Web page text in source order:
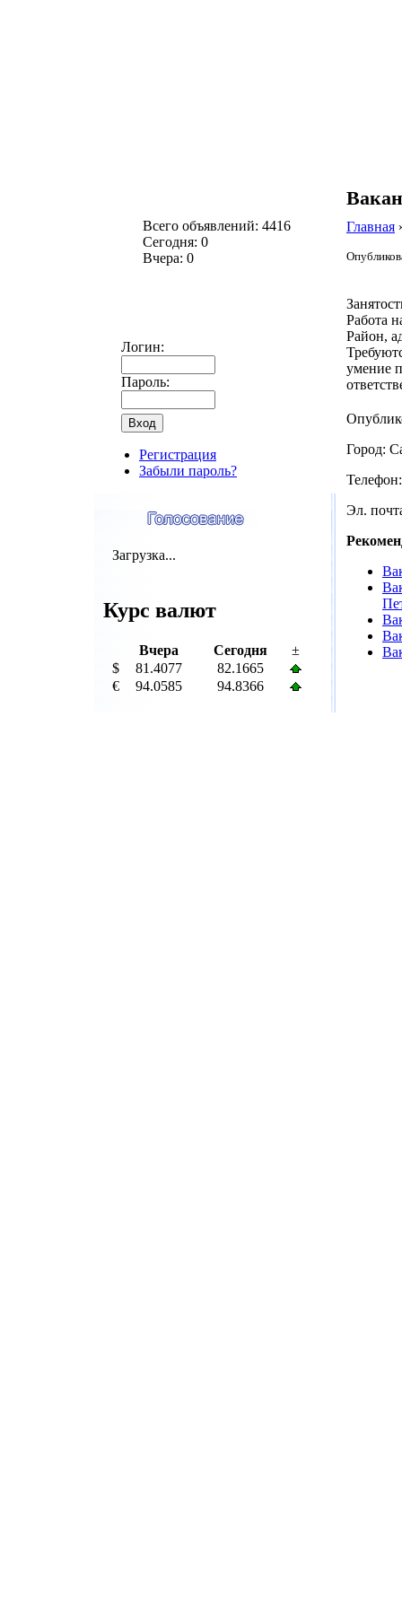
Всего объявлений: 4416
Сегодня: 0
Вчера: 0
Логин:
Пароль:
Регистрация
Забыли пароль?
Загрузка...
Курс валют
Вчера Сегодня
±
$
81.4077
82.1665
€
94.0585 94.8366
Главная
Работа
Район,
умение
Город:
Эл.